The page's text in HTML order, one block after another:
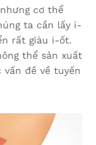
cơ thể
ta cần lấy i-
rất giàu i-ốt.
thể sản xuất
vấn đề về tuyến